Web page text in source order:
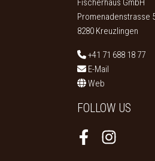
Fischerhaus GmbH
Promenadenstrasse
8280 Kreuzlingen
+41 71 688 18 77
E-Mail
Web
FOLLOW US
FacebookInstagram